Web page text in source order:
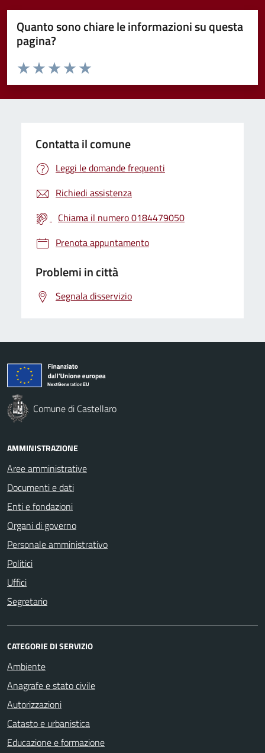
Quanto sono chiare le informazioni su questa
pagina?
Valuta da 1 a 5 stelle la pagina
Valuta 5 stelle su 5
Valuta 4 stelle su 5
Valuta 3 stelle su 5
Valuta 2 stelle su 5
Valuta 1 stelle su 5
Contatta il comune
Leggi le domande frequenti
Richiedi assistenza
Chiama il numero 0184479050
Prenota appuntamento
Problemi in città
Segnala disservizio
Comune di Castellaro
AMMINISTRAZIONE
Aree amministrative
Documenti e dati
Enti e fondazioni
Organi di governo
Personale amministrativo
Politici
Uffici
Segretario
CATEGORIE DI SERVIZIO
Ambiente
Anagrafe e stato civile
Autorizzazioni
Catasto e urbanistica
Educazione e formazione